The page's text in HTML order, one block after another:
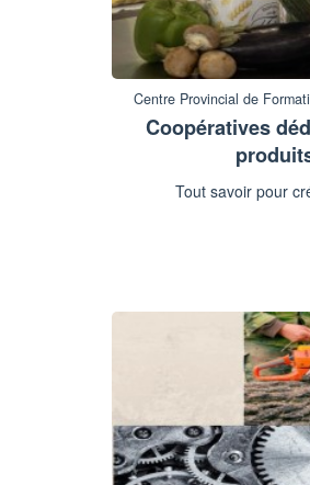
Centre Provincial de
Coopératives
Tout savoir pour